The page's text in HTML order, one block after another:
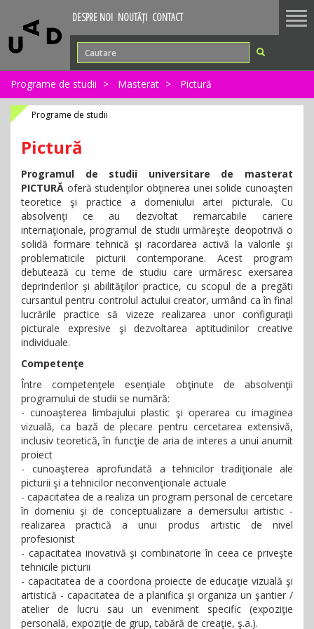
DESPRE NOI NOUTĂȚI CONTACT
Programe de studii Masterat Pictură
Programe de studii
Pictură
Programul de studii universitare de masterat
PICTURĂ oferă studenţilor obţinerea unei solide cunoaşteri
teoretice şi practice a domeniului artei picturale. Cu
absolvenţi ce au dezvoltat remarcabile cariere
internaţionale, programul de studii urmăreşte deopotrivă o
solidă formare tehnică şi racordarea activă la valorile şi
problematicile picturii contemporane. Acest program
debutează cu teme de studiu care urmăresc exersarea
deprinderilor şi abilităţilor practice, cu scopul de a pregăti
cursantul pentru controlul actului creator, urmând ca în final
lucrările practice să vizeze realizarea unor configuraţii
picturale expresive şi dezvoltarea aptitudinilor creative
individuale.
Competenţe
Între competenţele esenţiale obţinute de absolvenţii
programului de studii se numără:
- cunoașterea limbajului plastic şi operarea cu imaginea
vizuală, ca bază de plecare pentru cercetarea extensivă,
inclusiv teoretică, în funcţie de aria de interes a unui anumit
proiect
- cunoaşterea aprofundată a tehnicilor tradiţionale ale
picturii şi a tehnicilor neconvenţionale actuale
- capacitatea de a realiza un program personal de cercetare
în domeniu şi de conceptualizare a demersului artistic -
realizarea practică a unui produs artistic de nivel
profesionist
- capacitatea inovativă şi combinatorie în ceea ce priveşte
tehnicile picturii
- capacitatea de a coordona proiecte de educaţie vizuală şi
artistică - capacitatea de a planifica şi organiza un şantier /
atelier de lucru sau un eveniment specific (expoziţie
personală, expoziţie de grup, tabără de creaţie, ş.a.).